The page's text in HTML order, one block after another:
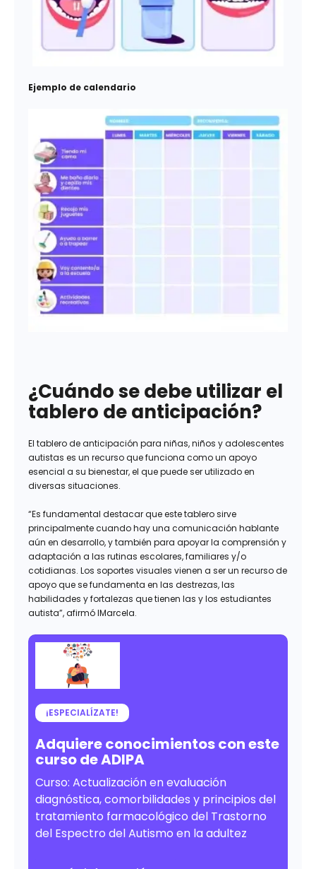
Ejemplo de calendario
¿Cuándo se debe utilizar el
tablero de anticipación?
El tablero de anticipación para niñas, niños y adolescentes
autistas es un recurso que funciona como un apoyo
esencial a su bienestar, el que puede ser utilizado en
diversas situaciones.
“Es fundamental destacar que este tablero sirve
principalmente cuando hay una comunicación hablante
aún en desarrollo, y también para apoyar la comprensión y
adaptación a las rutinas escolares, familiares y/o
cotidianas. Los soportes visuales vienen a ser un recurso de
apoyo que se fundamenta en las destrezas, las
habilidades y fortalezas que tienen las y los estudiantes
autista”, afirmó lMarcela.
¡ESPECIALÍZATE!
Adquiere conocimientos con este
curso de ADIPA
Curso: Actualización en evaluación
diagnóstica, comorbilidades y principios del
tratamiento farmacológico del Trastorno
del Espectro del Autismo en la adultez